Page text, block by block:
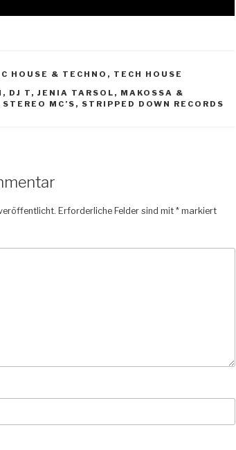
HOUSE & TECHNO , TECH HOUSE
, DJ T , JENIA TARSOL , MAKOSSA &
STEREO MC’S , STRIPPED DOWN RECORDS
Erforderliche Felder sind mit* markiert